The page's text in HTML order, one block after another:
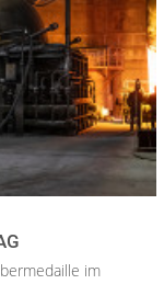
im